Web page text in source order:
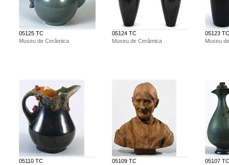
05125 TC
Museu de Cerâmica
05124 TC
Museu de Cerâmica
05123 TC
Museu
05110 TC
05109 TC
05107 TC